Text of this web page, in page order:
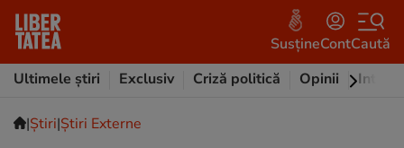
SusțineContCaută
Ultimele știri
Exclusiv Criză politică Opinii
|Ştiri|Știri Externe